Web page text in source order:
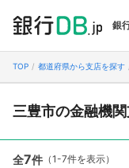
銀
TOP 都道府県から支店を探す
三豊市の金融機
全7件 （1-7件を表示）